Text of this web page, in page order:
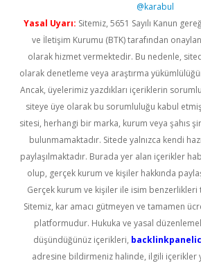
@karabul
Yasal Uyarı: Sitemiz, 5651 Sayılı Kanun
ve İletişim Kurumu (BTK) tarafından
olarak hizmet vermektedir. Bu nedenle,
olarak denetleme veya araştırma
Ancak, üyelerimiz yazdıkları içeriklerin
siteye üye olarak bu sorumluluğu kabul
sitesi, herhangi bir marka, kurum veya şahıs
bulunmamaktadır. Sitede yalnızca kendi
paylaşılmaktadır. Burada yer alan içerikler
olup, gerçek kurum ve kişiler hakkında
Gerçek kurum ve kişiler ile isim
Sitemiz, kar amacı gütmeyen ve tamamen
platformudur. Hukuka ve yasal
düşündüğünüz içerikleri,
adresine bildirmeniz halinde, ilgili içerikler